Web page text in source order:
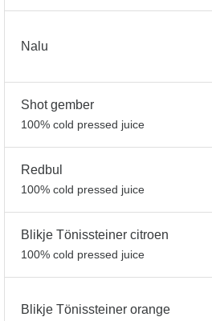
Nalu
Shot gember
100% cold pressed juice
Redbul
100% cold pressed juice
Blikje Tönissteiner citroen
100% cold pressed juice
Blikje Tönissteiner orange